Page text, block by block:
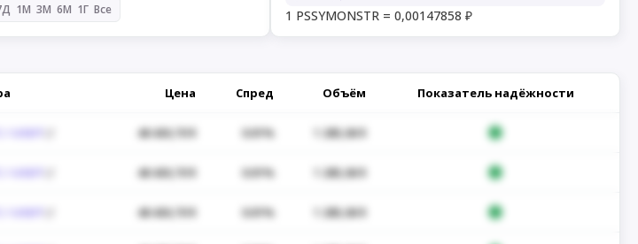
1М 3М 6М 1Г Все
1 PSSYMONSTR = 0,00147858 ₽
Цена Спред Объём Показатель надёжности
48 430,70 $ 0.01% 1 285,06 $
48 430,70 $ 0.01% 1 285,06 $
48 430,70 $ 0.01% 1 285,06 $